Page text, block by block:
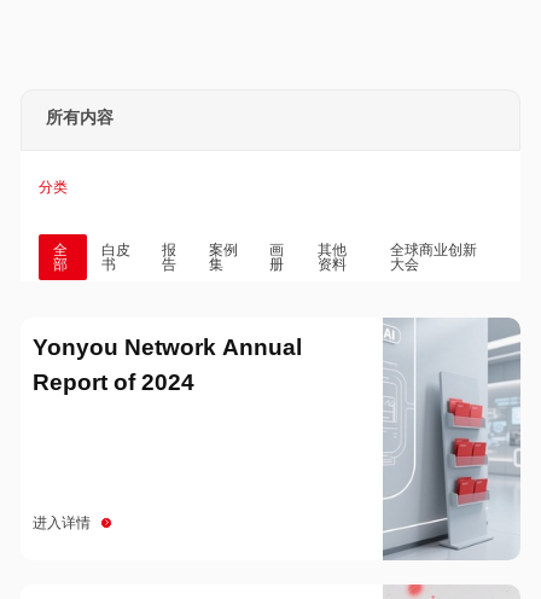
所有内容
分类
全
部
白皮
书
报
告
案例
集
画
册
其他
资料
全球商业创新
大会
Yonyou Network Annual
Report of 2024
进入详情